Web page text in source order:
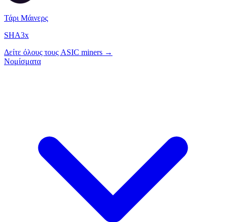
Τάρι Μάινερς
SHA3x
Δείτε όλους τους ASIC miners →
Νομίσματα